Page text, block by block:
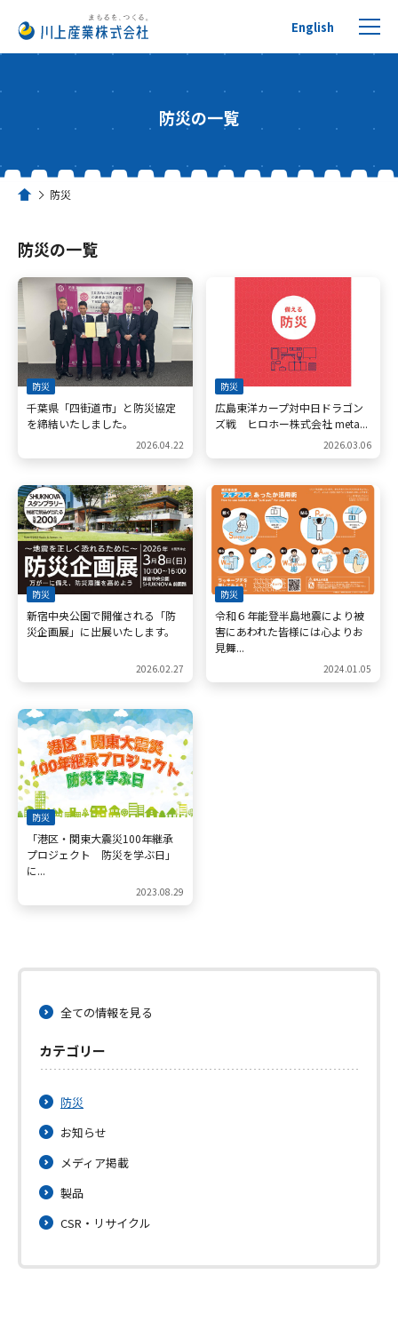
English
リサイクルへの取り組み
活用事例
川上産業について
採用情報
防災の一覧
ホーム
防災
防災の一覧
防災
千葉県「四街道市」と防災協定
を締結いたしました。
2026.04.22
防災
広島東洋カープ対中日ドラゴン
ズ戦 ヒロホー株式会社 meta...
2026.03.06
防災
新宿中央公園で開催される「防
災企画展」に出展いたします。
2026.02.27
防災
令和６年能登半島地震により被
害にあわれた皆様には心よりお
見舞...
2024.01.05
防災
「港区・関東大震災100年継承
プロジェクト 防災を学ぶ日」
に...
2023.08.29
全ての情報を見る
カテゴリー
防災
お知らせ
メディア掲載
製品
CSR・リサイクル